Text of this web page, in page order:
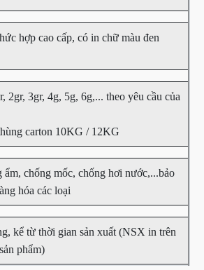
hợp cao cấp, có in chữ màu đen
2gr, 3gr, 4g, 5g, 6g,... theo yêu cầu của
carton 10KG / 12KG
ẩm, chống mốc, chống hơi nước,...bảo
hóa các loại
kể từ thời gian sản xuất (NSX in trên
phẩm)